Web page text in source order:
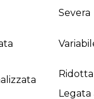
Severa
Ridotta
Legata